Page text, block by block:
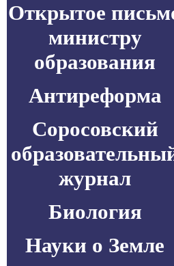
Открытое
министру
образования
Антиреформа
Соросовский
журнал
Биология
Науки о Земле